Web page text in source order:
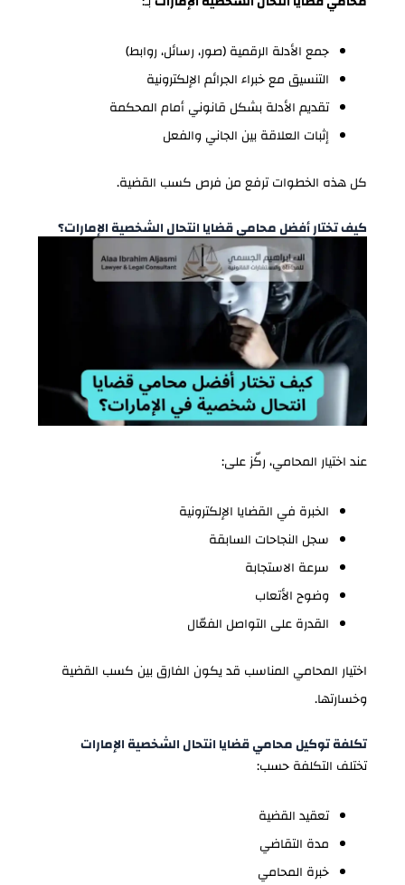
جمع الأدلة الرقمية (صور، رسائل، روابط)
التنسيق مع خبراء الجرائم الإلكترونية
تقديم الأدلة بشكل قانوني أمام المحكمة
إثبات العلاقة بين الجاني والفعل
كل هذه الخطوات ترفع من فرص كسب القضية.
كيف تختار أفضل محامي قضايا انتحال الشخصية الإمارات؟
عند اختيار المحامي، ركّز على:
الخبرة في القضايا الإلكترونية
سجل النجاحات السابقة
سرعة الاستجابة
وضوح الأتعاب
القدرة على التواصل الفعّال
اختيار المحامي المناسب قد يكون الفارق بين كسب القضية
وخسارتها.
تكلفة توكيل محامي قضايا انتحال الشخصية الإمارات
تختلف التكلفة حسب:
تعقيد القضية
مدة التقاضي
خبرة المحامي